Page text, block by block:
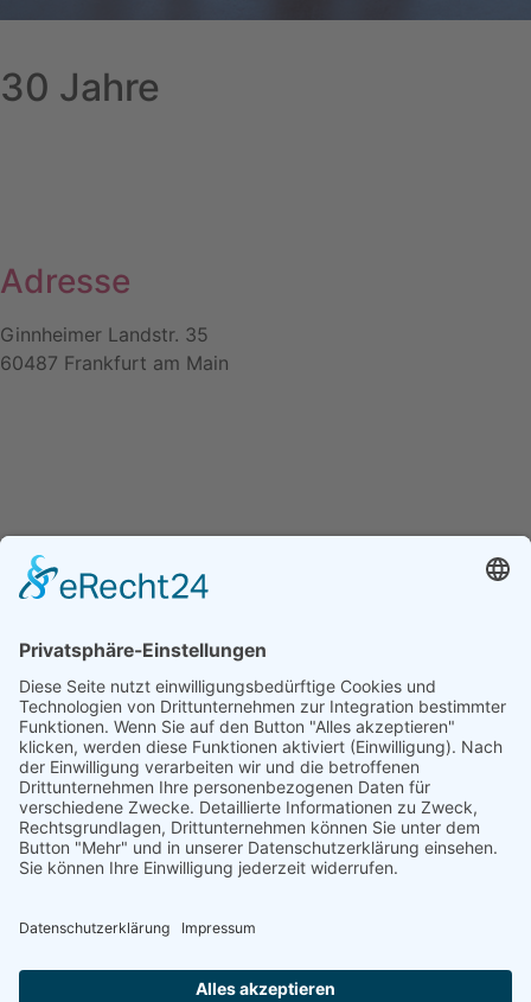
30 Jahre
Adresse
Ginnheimer Landstr. 35
60487 Frankfurt am Main
Kontakt
Telefax
069 – 955 180 06
E-Mail